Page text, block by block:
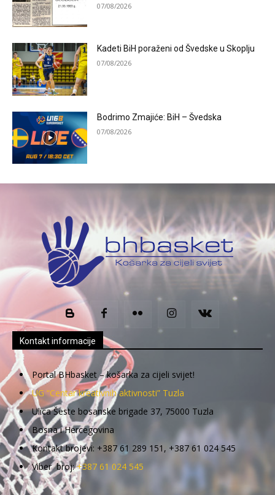
07/08/2026
Kadeti BiH poraženi od Švedske u Skoplju
07/08/2026
Bodrimo Zmajiće: BiH – Švedska
07/08/2026
Kontakt informacije
Portal BHbasket – košarka za cijeli svijet!
UG “Centar kreativnih aktivnosti” Tuzla
Ulica Šeste bosanske brigade 37, 75000 Tuzla
Bosna i Hercegovina
Kontakt brojevi: +387 61 289 151, +387 61 024 545
Viber broj:+387 61 024 545